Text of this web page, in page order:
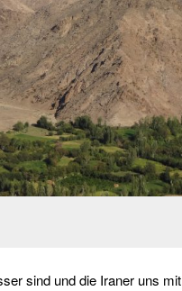
sind und die Iraner uns